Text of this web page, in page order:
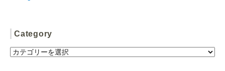
Category
Category